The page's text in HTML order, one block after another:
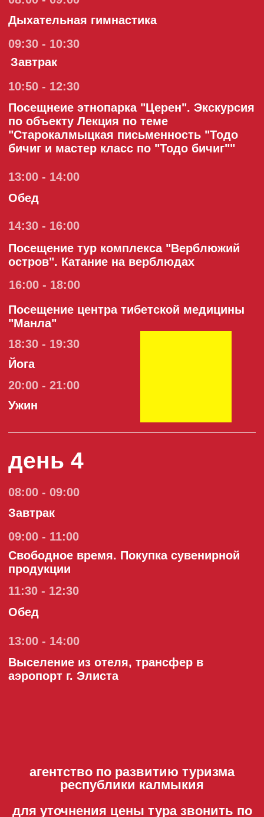
Выселение из отеля, трансфер в
агентство по развитию туризма
республики калмыкия
для уточнения цены тура звонить по
телефону - 8-937-198-45-45 или 8-800-
222-66-08